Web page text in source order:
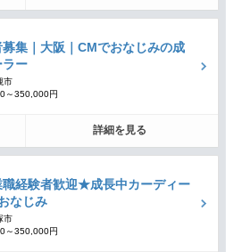
集｜大阪｜CMでおなじみの成
ラー
市
～350,000円
詳細を見る
職経験者歓迎★成長中カーディー
なじみ
市
～350,000円